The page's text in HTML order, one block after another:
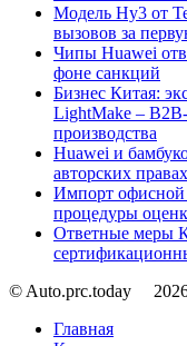
Модель Hy3 от
вызовов за
Чипы Huawei
фоне санкций
Бизнес Китая:
LightMake –
производства
Huawei и
авторских правах
Импорт офисной
процедуры
Ответные меры
© Auto.prc.today
Главная